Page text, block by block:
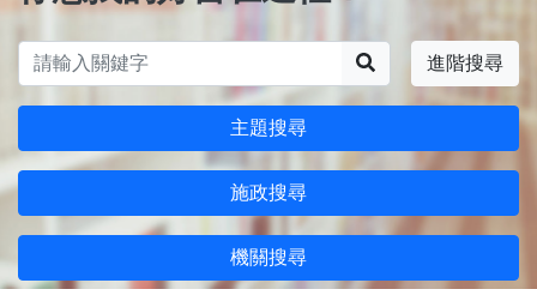
進階搜尋
主題搜尋
施政搜尋
機關搜尋